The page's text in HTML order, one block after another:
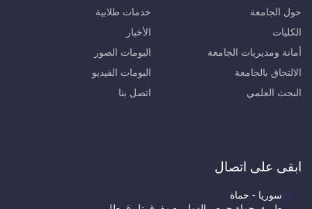
حول الجامعة
الكليات
أمانة ومديريات الجامعة
الالتحاق بالجامعة
البحث العلمي
خدمات طلابية
الأخبار
البومات الصور
البومات الفيديو
اتصل بنا
ابقى على اتصال
سوريا - حماة